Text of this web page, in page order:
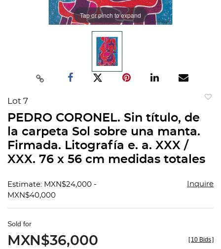
Tap or pinch to expand
Lot 7
PEDRO CORONEL. Sin título, de
la carpeta Sol sobre una manta.
Firmada. Litografía e. a. XXX /
XXX. 76 x 56 cm medidas totales
Estimate: MXN$24,000 -
MXN$40,000
Inquire
Sold for
MXN$36,000 [ 10 Bids]